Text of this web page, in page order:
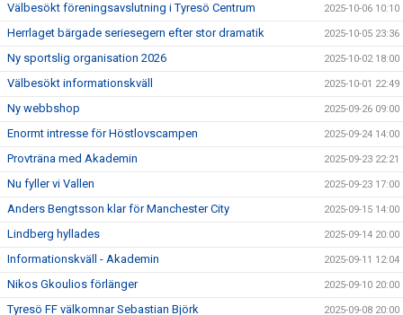
Välbesökt föreningsavslutning i Tyresö Centrum 2025-10-06 10:10
Herrlaget bärgade seriesegern efter stor dramatik 2025-10-05 23:36
Ny sportslig organisation 2026 2025-10-02 18:00
Välbesökt informationskväll 2025-10-01 22:49
Ny webbshop 2025-09-26 09:00
Enormt intresse för Höstlovscampen 2025-09-24 14:00
Provträna med Akademin 2025-09-23 22:21
Nu fyller vi Vallen 2025-09-23 17:00
Anders Bengtsson klar för Manchester City 2025-09-15 14:00
Lindberg hyllades 2025-09-14 20:00
Informationskväll - Akademin 2025-09-11 12:04
Nikos Gkoulios förlänger 2025-09-10 20:00
Tyresö FF välkomnar Sebastian Björk 2025-09-08 20:00